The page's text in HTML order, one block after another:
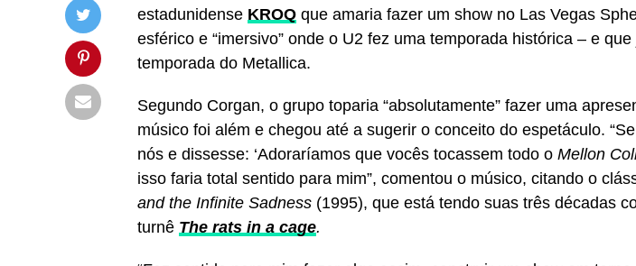
estadunidense KROQ que amaria fazer um show no Las Vegas
esférico e “imersivo” onde o U2 fez uma temporada histórica – e
temporada do Metallica.
Segundo Corgan, o grupo toparia “absolutamente” fazer uma
músico foi além e chegou até a sugerir o conceito do espetáculo.
nós e dissesse: ‘Adoraríamos que vocês tocassem todo o Mellon
isso faria total sentido para mim”, comentou o músico, citando o
and the Infinite Sadness (1995), que está tendo suas três décadas
turnê The rats in a cage.